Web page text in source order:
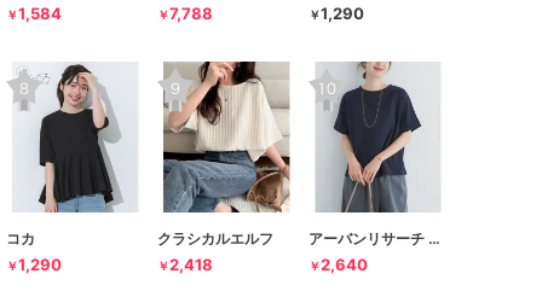
￥1,584 ￥7,788 ￥1,290
コカ
￥1,290
クラシカルエルフ
￥2,418
アーバンリサーチ ドアーズ
￥2,640